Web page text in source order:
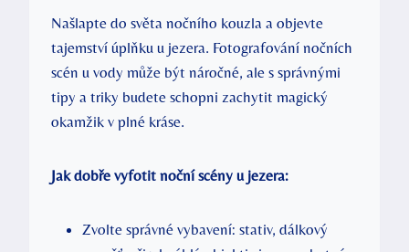
Našlapte do světa nočního kouzla a objevte
tajemství úplňku u jezera. Fotografování nočních
scén u vody může být náročné, ale s správnými
tipy a triky budete schopni zachytit magický
okamžik v plné kráse.
Jak dobře vyfotit noční scény u jezera:
Zvolte správné vybavení: stativ, dálkový